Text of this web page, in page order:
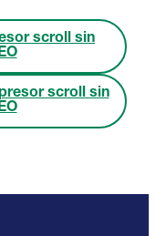
scroll sin
scroll sin